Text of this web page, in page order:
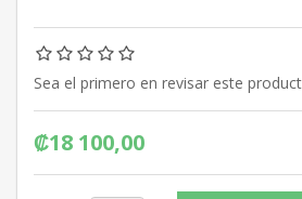
Sea el primero en revisar este
₡18 100,00